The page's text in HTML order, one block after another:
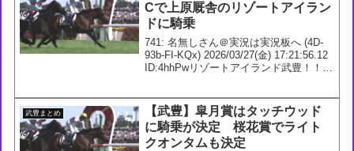
Cで上原厩舎のリゾートアイラン
ドに騎乗
741: 名無しさん＠実況は実況板へ (4D-
93b-FI-KQx) 2026/03/27(金) 17:21:56.12
ID:4hhPwリゾートアイランド武豊！！
武豊まとめ
【武豊】皐月賞はタッチウッド
に騎乗が決定 桜花賞でライト
クオンタムも決定